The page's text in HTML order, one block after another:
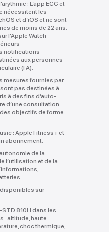
: L’app ECG et
nécessitent les
et d’iOS et ne sont
de moins de 22 ans.
l’Apple Watch
notifications
aux personnes
(FA).
mesures fournies par
pas destinées à
à des fins d’auto-
d’une consultation
objectifs de forme
: Apple Fitness+ et
abonnement.
de la
l’utilisation et de la
sur
810H dans les
: altitude, haute
choc thermique,